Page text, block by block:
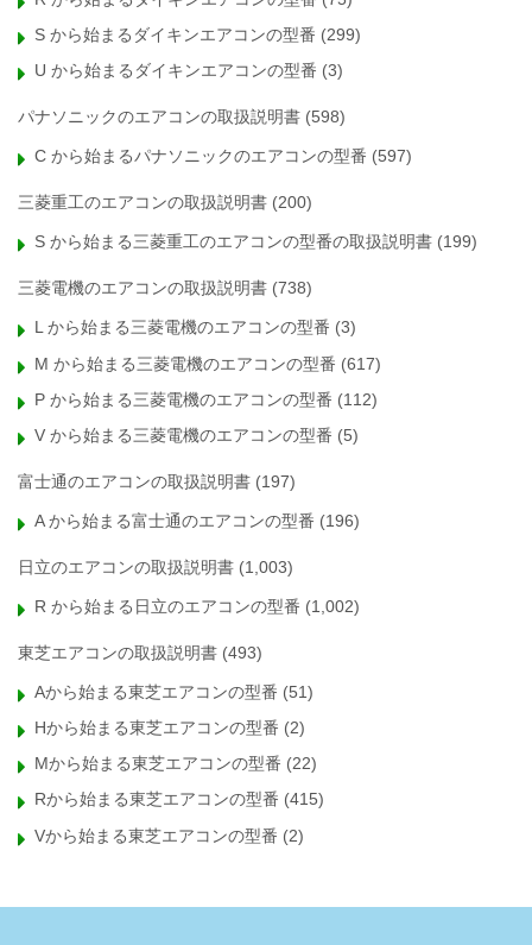
S から始まるダイキンエアコンの型番 (299)
U から始まるダイキンエアコンの型番 (3)
パナソニックのエアコンの取扱説明書 (598)
C から始まるパナソニックのエアコンの型番 (597)
三菱重工のエアコンの取扱説明書 (200)
S から始まる三菱重工のエアコンの型番の取扱説明書 (199)
三菱電機のエアコンの取扱説明書 (738)
L から始まる三菱電機のエアコンの型番 (3)
M から始まる三菱電機のエアコンの型番 (617)
P から始まる三菱電機のエアコンの型番 (112)
V から始まる三菱電機のエアコンの型番 (5)
富士通のエアコンの取扱説明書 (197)
A から始まる富士通のエアコンの型番 (196)
日立のエアコンの取扱説明書 (1,003)
R から始まる日立のエアコンの型番 (1,002)
東芝エアコンの取扱説明書 (493)
Aから始まる東芝エアコンの型番 (51)
Hから始まる東芝エアコンの型番 (2)
Mから始まる東芝エアコンの型番 (22)
Rから始まる東芝エアコンの型番 (415)
Vから始まる東芝エアコンの型番 (2)